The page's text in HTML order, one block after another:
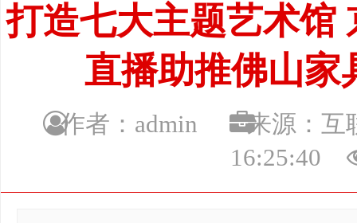
打造七大主题艺术馆
直播助推佛山家
作者：admin
来源：
16:25:40